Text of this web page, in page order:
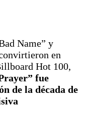
Name” y
en
Hot 100,
fue
de la década de